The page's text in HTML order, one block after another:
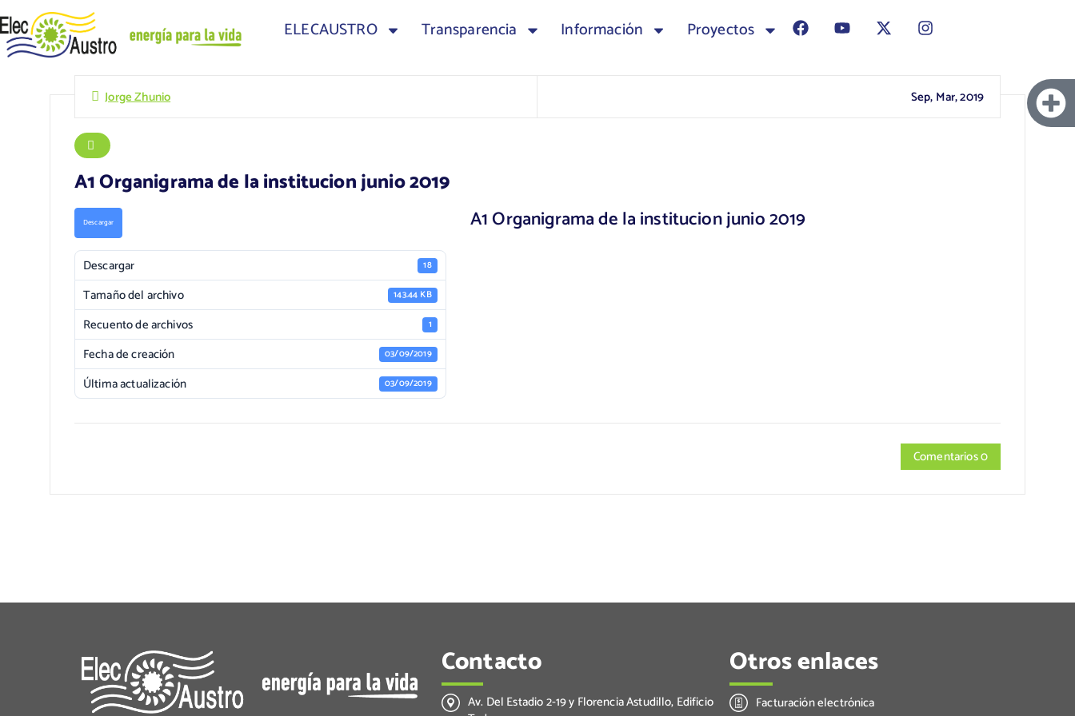
ELECAUSTRO Transparencia Información Proyectos
Jorge Zhunio Sep, Mar, 2019
A1 Organigrama de la institucion junio 2019
Descargar
Descargar 18
Tamaño del archivo 143.44 KB
Recuento de archivos 1
Fecha de creación 03/09/2019
Última actualización 03/09/2019
A1 Organigrama de la institucion junio 2019
Comentarios 0
Contacto
Av. Del Estadio 2-19 y Florencia Astudillo, Edificio
Otros enlaces
Facturación electrónica